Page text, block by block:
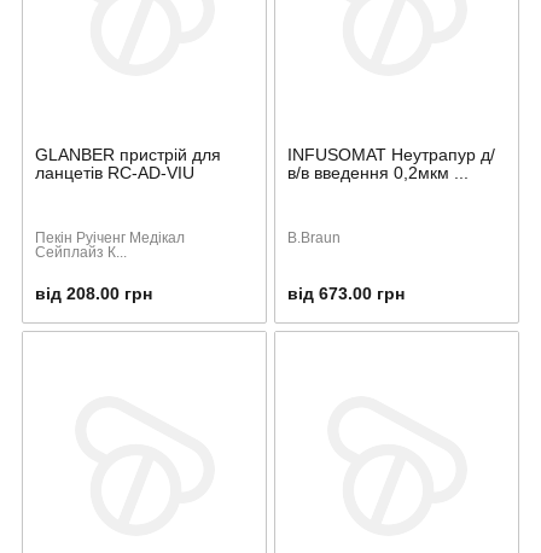
GLANBER пристрій для
ланцетів RC-AD-VIU
Пекін Руіченг Медікал
Сейплайз К...
від 208.00 грн
INFUSOMAT Неутрапур д/
в/в введення 0,2мкм ...
B.Braun
від 673.00 грн